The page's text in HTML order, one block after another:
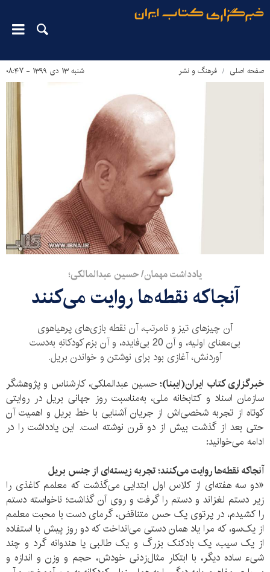
صفحه اصلی فرهنگ و نشر شنبه ۱۳ دی ۱۳۹۹ - ۰۸:۴۷
یادداشت مهمان/ حسین عبدالمالکی؛
آنجاکه نقطه‌‏ها روایت می‏‌کنند
آن چیزهای تیز و نامرتب، آن نقطه بازی‏‌های پرهیاهوی
بی‏‌معنای اولیه، و آن 20 بی‏‌فایده، و آن بزم کودکانهِ به‏‌دست
آوردنش، آغازی بود برای نوشتن و خواندن بریل.
خبرگزاری کتاب ایران‌(ایبنا)؛حسین عبدالملکی، کارشناس و پژوهشگر
سازمان اسناد و کتابخانه ملی، به‌مناسبت روز جهانی بریل در روایتی
کوتاه از تجربه شخصی‌اش از جریان آشنایی با خط بریل و اهمیت آن
حتی بعد از گذشت بیش از دو قرن نوشته است. این یادداشت را در
ادامه می‌خوانید:
آنجاکه نقطه‌‏ها روایت می‏‌کنند؛ تجربه‌ زیسته‌ای از جنس بریل
«دو سه هفته‏‌ای از کلاس اول ابتدایی می‏‌گذشت که معلمم کاغذی را
زیر دستم لغزاند و دستم را گرفت و روی آن گذاشت؛ ناخواسته دستم
را کشیدم، در پرتوی یک حس متناقض، گرمای دست با محبت معلمم
از یک‏‌سو، که مرا یاد همان دستی می‏‌انداخت که دو روز پیش با استفاده
از یک سیب، یک بادکنک بزرگ و یک طالبی یا هندوانه گرد و چند
شیء ساده دیگر، با ابتکار مثال‏‌زدنی خودش، حجم و وزن و اندازه و